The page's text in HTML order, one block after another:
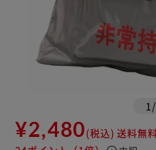
1 /
¥2,480(税込) 送料無